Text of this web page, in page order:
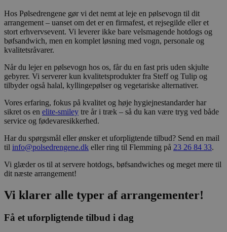
Hos Pølsedrengene gør vi det nemt at leje en pølsevogn til dit
arrangement – uanset om det er en firmafest, et rejsegilde eller et
stort erhvervsevent. Vi leverer ikke bare velsmagende hotdogs og
bøfsandwich, men en komplet løsning med vogn, personale og
kvalitetsråvarer.
Når du lejer en pølsevogn hos os, får du en fast pris uden skjulte
gebyrer. Vi serverer kun kvalitetsprodukter fra Steff og Tulip og
tilbyder også halal, kyllingepølser og vegetariske alternativer.
Vores erfaring, fokus på kvalitet og høje hygiejnestandarder har
sikret os en elite-smiley tre år i træk – så du kan være tryg ved både
service og fødevaresikkerhed.
Har du spørgsmål eller ønsker et uforpligtende tilbud? Send en mail
til info@polsedrengene.dk eller ring til Flemming på 23 26 84 33.
Vi glæder os til at servere hotdogs, bøfsandwiches og meget mere til
dit næste arrangement!
Vi klarer alle typer af arrangementer!
Få et uforpligtende tilbud i dag